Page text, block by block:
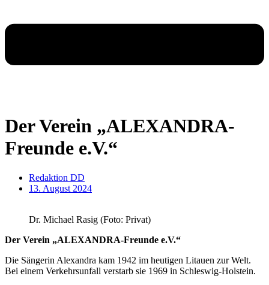
Der Verein „ALEXANDRA-
Freunde e.V.“
Redaktion DD
13. August 2024
Dr. Michael Rasig (Foto: Privat)
Der Verein „ALEXANDRA-Freunde e.V.“
Die Sängerin Alexandra kam 1942 im heutigen Litauen zur Welt.
Bei einem Verkehrsunfall verstarb sie 1969 in Schleswig-Holstein.